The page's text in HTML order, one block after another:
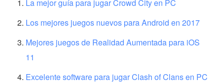
La mejor guía para jugar Crowd City en PC
Los mejores juegos nuevos para Android en 2017
Mejores juegos de Realidad Aumentada para iOS
11
Excelente software para jugar Clash of Clans en PC